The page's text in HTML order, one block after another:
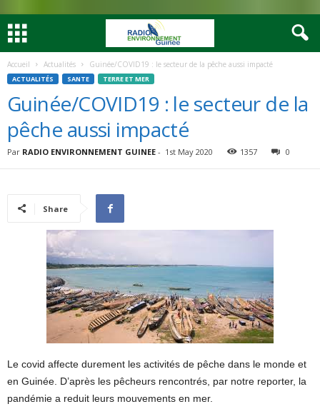
Accueil Actualités Guinée/COVID19 : le secteur de la pêche aussi impacté
ACTUALITÉS SANTE TERRE ET MER
Guinée/COVID19 : le secteur de la
pêche aussi impacté
Par RADIO ENVIRONNEMENT GUINEE - 1st May 2020 1357 0
Share
Le covid affecte durement les activités de pêche dans le monde et
en Guinée. D’après les pêcheurs rencontrés, par notre reporter, la
pandémie a reduit leurs mouvements en mer.